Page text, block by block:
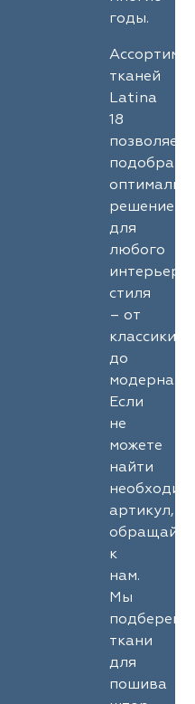
годы.
тканей
Latina
18
позволяет
подобрать
решение
для
любого
стиля
– от
классики
до
модерна.
Если
не
можете
найти
артикул,
к
нам.
Мы
подберем
ткани
для
пошива